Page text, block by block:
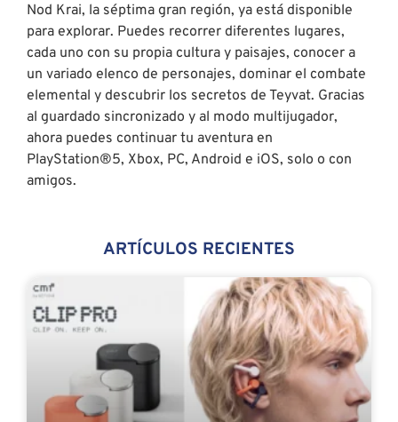
Nod Krai, la séptima gran región, ya está disponible
para explorar. Puedes recorrer diferentes lugares,
cada uno con su propia cultura y paisajes, conocer a
un variado elenco de personajes, dominar el combate
elemental y descubrir los secretos de Teyvat. Gracias
al guardado sincronizado y al modo multijugador,
ahora puedes continuar tu aventura en
PlayStation®5, Xbox, PC, Android e iOS, solo o con
amigos.
ARTÍCULOS RECIENTES